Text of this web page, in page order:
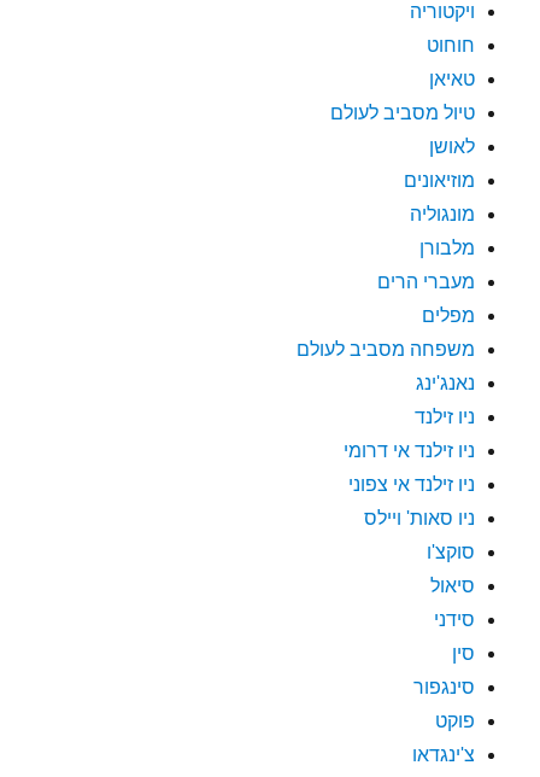
ויקטוריה
חוחוט
טאיאן
טיול מסביב לעולם
לאושן
מוזיאונים
מונגוליה
מלבורן
מעברי הרים
מפלים
משפחה מסביב לעולם
נאנג'ינג
ניו זילנד
ניו זילנד אי דרומי
ניו זילנד אי צפוני
ניו סאות' ויילס
סוקצ'ו
סיאול
סידני
סין
סינגפור
פוקט
צ'ינגדאו